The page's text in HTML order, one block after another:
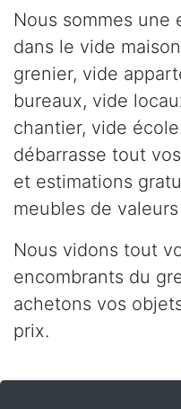
Nous sommes une
dans le vide
grenier, vide
bureaux, vide
chantier, vide
débarrasse tout
et estimations
meubles de valeurs
Nous vidons tout
encombrants du
achetons vos
prix.